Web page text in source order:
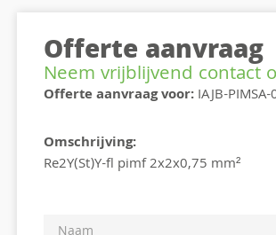
Offerte aanvraag
Neem vrijblijvend contact
Offerte aanvraag voor:IAJB-
Omschrijving:
Re2Y(St)Y-fl pimf 2x2x0,75 mm²